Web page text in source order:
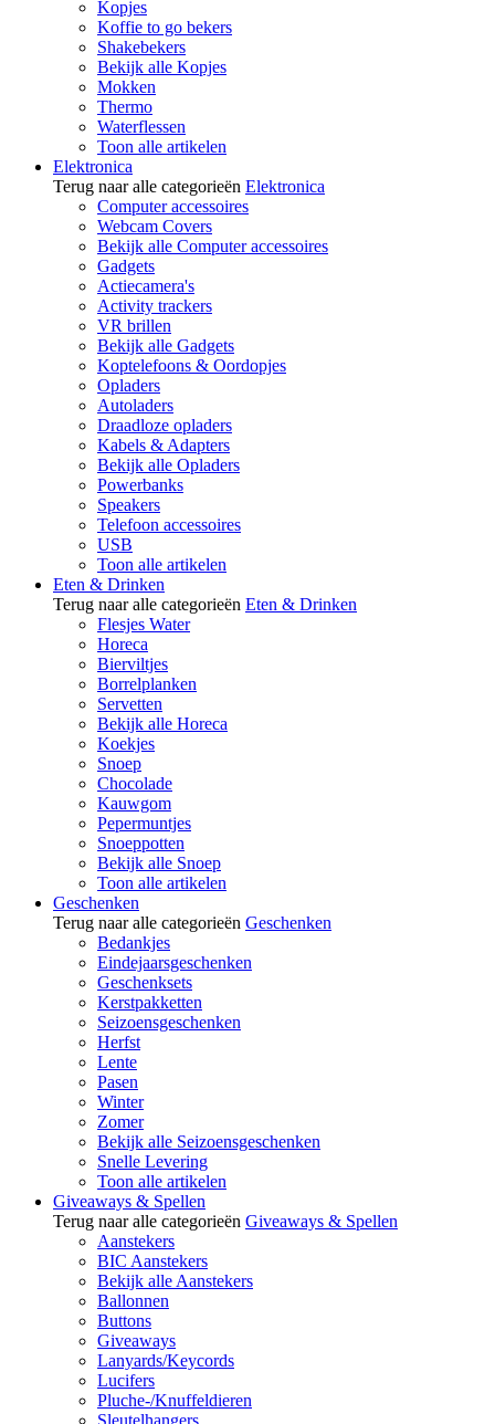
Kopjes
Koffie to go bekers
Shakebekers
Bekijk alle Kopjes
Mokken
Thermo
Waterflessen
Toon alle artikelen
Elektronica
Terug naar alle categorieën Elektronica
Computer accessoires
Webcam Covers
Bekijk alle Computer accessoires
Gadgets
Actiecamera's
Activity trackers
VR brillen
Bekijk alle Gadgets
Koptelefoons & Oordopjes
Opladers
Autoladers
Draadloze opladers
Kabels & Adapters
Bekijk alle Opladers
Powerbanks
Speakers
Telefoon accessoires
USB
Toon alle artikelen
Eten & Drinken
Terug naar alle categorieën Eten & Drinken
Flesjes Water
Horeca
Bierviltjes
Borrelplanken
Servetten
Bekijk alle Horeca
Koekjes
Snoep
Chocolade
Kauwgom
Pepermuntjes
Snoeppotten
Bekijk alle Snoep
Toon alle artikelen
Geschenken
Terug naar alle categorieën Geschenken
Bedankjes
Eindejaarsgeschenken
Geschenksets
Kerstpakketten
Seizoensgeschenken
Herfst
Lente
Pasen
Winter
Zomer
Bekijk alle Seizoensgeschenken
Snelle Levering
Toon alle artikelen
Giveaways & Spellen
Terug naar alle categorieën Giveaways & Spellen
Aanstekers
BIC Aanstekers
Bekijk alle Aanstekers
Ballonnen
Buttons
Giveaways
Lanyards/Keycords
Lucifers
Pluche-/Knuffeldieren
Sleutelhangers